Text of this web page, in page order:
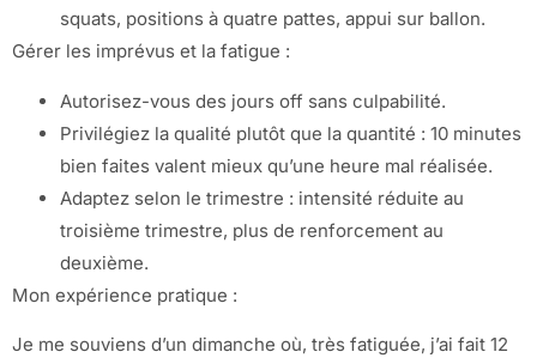
squats, positions à quatre pattes, appui sur ballon.
Gérer les imprévus et la fatigue :
Autorisez-vous des jours off sans culpabilité.
Privilégiez la qualité plutôt que la quantité : 10 minutes
bien faites valent mieux qu’une heure mal réalisée.
Adaptez selon le trimestre : intensité réduite au
troisième trimestre, plus de renforcement au
deuxième.
Mon expérience pratique :
Je me souviens d’un dimanche où, très fatiguée, j’ai fait 12